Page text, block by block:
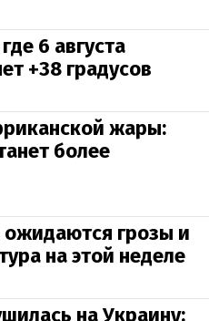
6 августа
+38 градусов
жары:
более
ожидаются грозы и
на этой неделе
на Украину: